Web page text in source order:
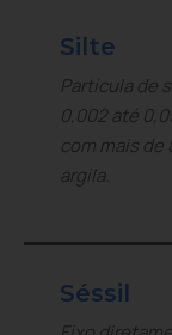
Silte
Partícula de
0,002 até
com mais de
argila.
Séssil